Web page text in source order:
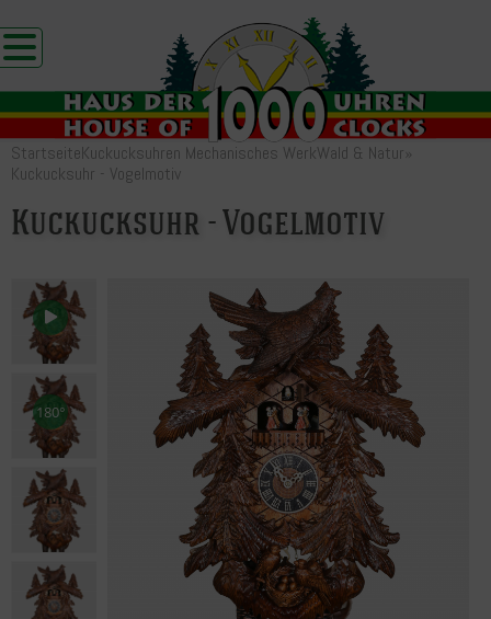
StartseiteKuckucksuhren Mechanisches WerkWald & Natur»
Kuckucksuhr - Vogelmotiv
Kuckucksuhr - Vogelmotiv